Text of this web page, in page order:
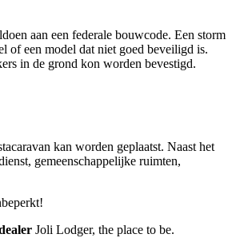
aan een federale bouwcode. Een storm
of een model dat niet goed beveiligd is.
in de grond kon worden bevestigd.
kan worden geplaatst. Naast het
gemeenschappelijke ruimten,
Joli Lodger, the place to be.